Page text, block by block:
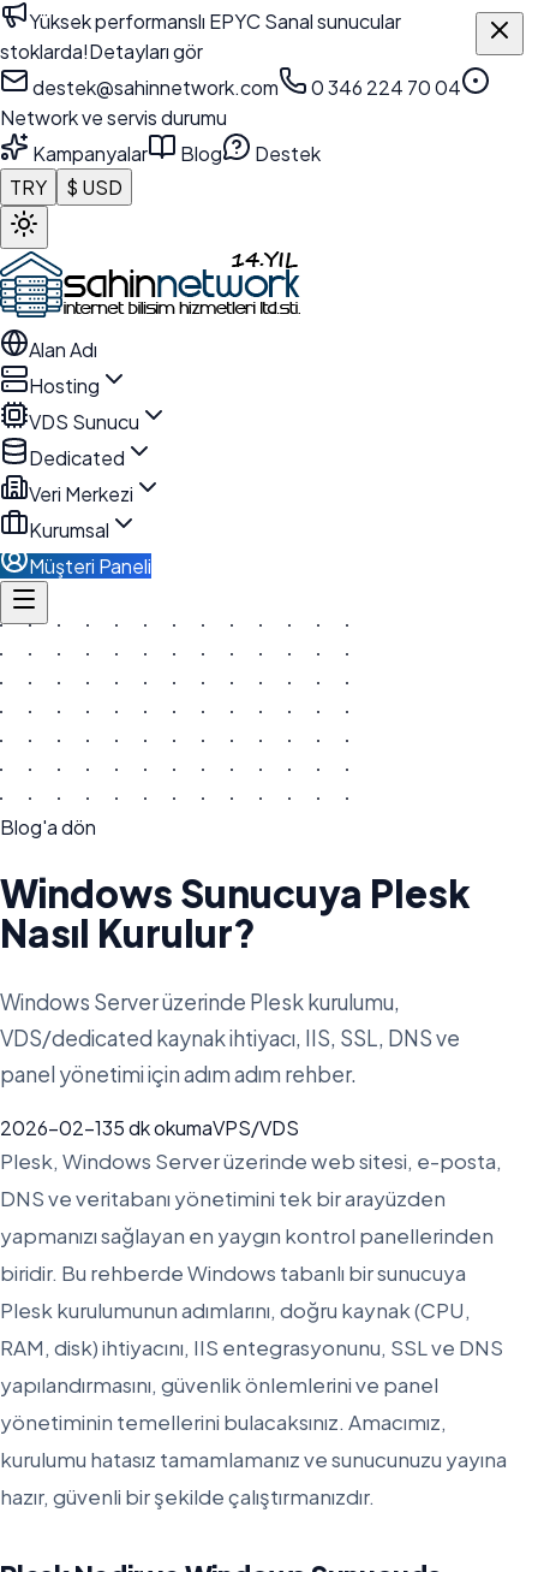
Yüksek performanslı EPYC Sanal sunucular
stoklarda!Detayları gör
destek@sahinnetwork.com
0 346 224 70 04
Network ve servis durumu
Kampanyalar
Blog
Destek
TRY
$ USD
Alan Adı
Hosting
VDS Sunucu
Dedicated
Veri Merkezi
Kurumsal
Müşteri Paneli
Blog'a dön
Windows Sunucuya Plesk
Nasıl Kurulur?
Windows Server üzerinde Plesk kurulumu,
VDS/dedicated kaynak ihtiyacı, IIS, SSL, DNS ve
panel yönetimi için adım adım rehber.
2026-02-135dk okumaVPS/VDS
Plesk, Windows Server üzerinde web sitesi, e-posta,
DNS ve veritabanı yönetimini tek bir arayüzden
yapmanızı sağlayan en yaygın kontrol panellerinden
biridir. Bu rehberde Windows tabanlı bir sunucuya
Plesk kurulumunun adımlarını, doğru kaynak (CPU,
RAM, disk) ihtiyacını, IIS entegrasyonunu, SSL ve DNS
yapılandırmasını, güvenlik önlemlerini ve panel
yönetiminin temellerini bulacaksınız. Amacımız,
kurulumu hatasız tamamlamanız ve sunucunuzu yayına
hazır, güvenli bir şekilde çalıştırmanızdır.